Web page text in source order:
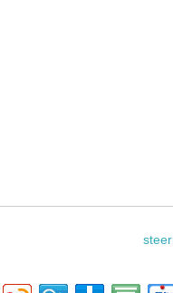
filler plug的相关资料：